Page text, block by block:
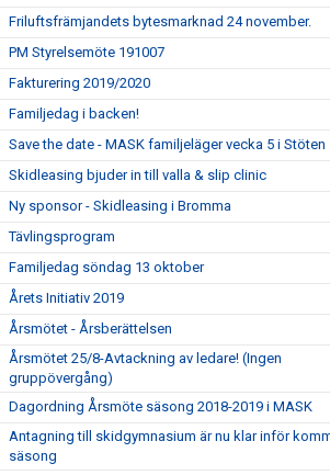
Friluftsfrämjandets bytesmarknad 24 november.
PM Styrelsemöte 191007
Fakturering 2019/2020
Familjedag i backen!
Save the date - MASK familjeläger vecka 5 i Stöten
Skidleasing bjuder in till valla & slip clinic
Ny sponsor - Skidleasing i Bromma
Tävlingsprogram
Familjedag söndag 13 oktober
Årets Initiativ 2019
Årsmötet - Årsberättelsen
Årsmötet 25/8-Avtackning av ledare! (Ingen
gruppövergång)
Dagordning Årsmöte säsong 2018-2019 i MASK
Antagning till skidgymnasium är nu klar inför
säsong